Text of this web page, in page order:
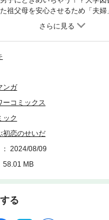
祖父母を安心させるため「夫婦
している。そんなある日、突然
っすぐな性格の彼は、年下すぎ
なくて･･･？超絶ヒットメーカ
れまくる焦れキュンラブコメ開
！フェチが大爆発する甘々H回
々登場！？☆プチコミック本誌
ンガ
ーコミックス
ック
初恋のせいだ
2024/08/09
58.01 MB
る